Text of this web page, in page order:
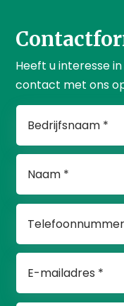
Heeft u interesse
contact met ons